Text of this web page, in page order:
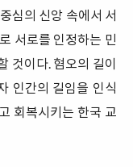
심의 신앙 속에서 서
서로를 인정하는 민
것이다. 혐오의 길이
인간의 길임을 인식
회복시키는 한국 교